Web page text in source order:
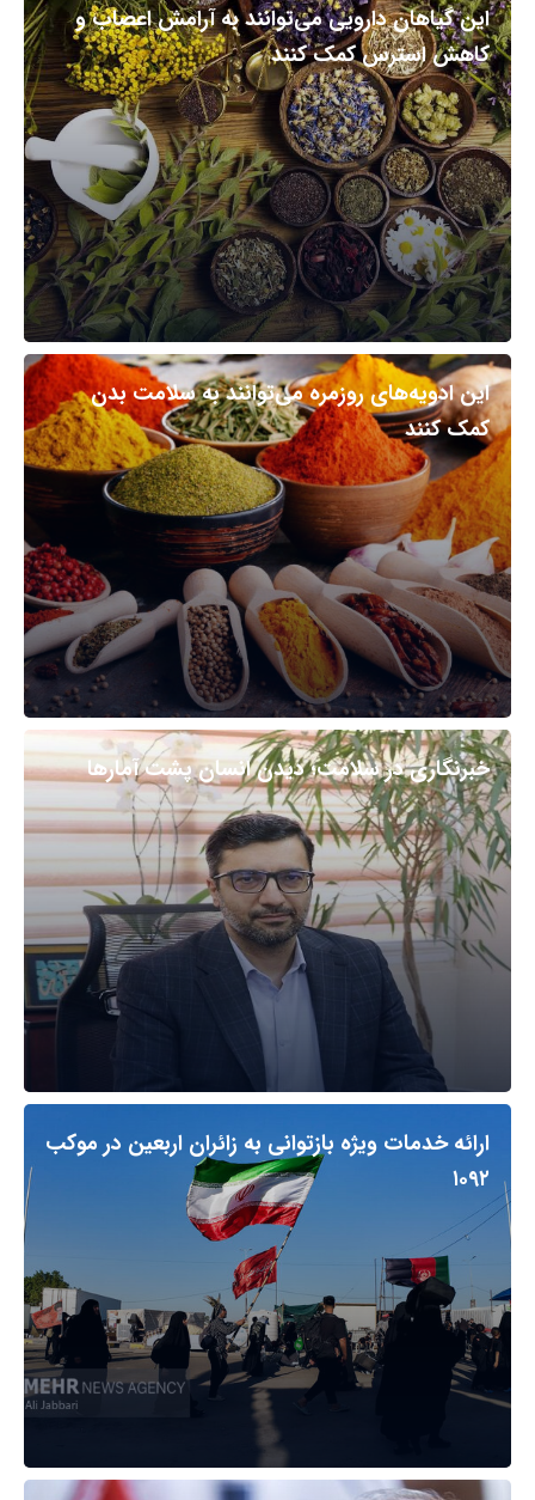
این گیاهان دارویی می‌توانند به آرامش اعصاب و
کاهش استرس کمک کنند
این ادویه‌های روزمره می‌توانند به سلامت بدن
کمک کنند
خبرنگاری در سلامت؛ دیدن انسان پشت آمارها
ارائه خدمات ویژه بازتوانی به زائران اربعین در موکب
۱۰۹۲